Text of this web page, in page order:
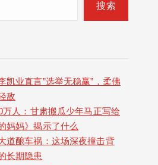
搜索
凯业直言”选举无稳赢”，柔佛
敌
人：甘肃搬瓜少年马正写给
妈妈》揭示了什么
道酿车祸：这场深夜撞击背
长期隐患